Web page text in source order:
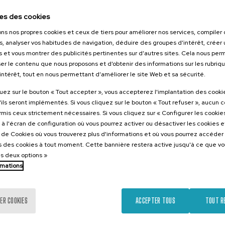
la acción
.
... DE 25 €
Dernières
places
Gratuit
Date
passée
Liste
d'attente
Période
d'inscription
Transformazioa:
Teknologia eta Eredu
Arrakastatsuak
.
...
À PARTIR DE 10 €
Dernières
places
Gratuit
Date
passée
Liste
d'attente
Période
d'inscription
des cookies
nos propres cookies et ceux de tiers pour améliorer nos services, compiler
analyser vos habitudes de navigation, déduire des groupes d’intérêt, créer
et vous montrer des publicités pertinentes sur d’autres sites. Cela nous
le contenu que nous proposons et d’obtenir des informations sur les
tout en nous permettant d’améliorer le site Web et sa sécurité.
sur le bouton « Tout accepter », vous accepterez l'implantation des
seront implémentés. Si vous cliquez sur le bouton « Tout refuser », aucun
ceux strictement nécessaires. Si vous cliquez sur « Configurer les
l'écran de configuration où vous pourrez activer ou désactiver les cookies
Cookies où vous trouverez plus d'informations et où vous pourrez accéder
des cookies à tout moment. Cette bannière restera active jusqu'à ce que
deux options »
COOKIES TOUT
ACCEPTER TOUS